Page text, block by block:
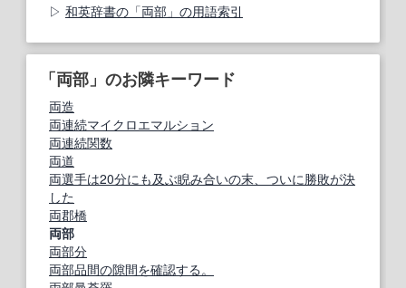
和英辞書の「両部」の用語索引
「両部」のお隣キーワード
両造
両連続マイクロエマルション
両連続関数
両道
両選手は20分にも及ぶ睨み合いの末、ついに勝敗が決
した
両郡橋
両部
両部分
両部品間の隙間を確認する。